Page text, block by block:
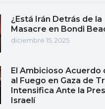
¿Está Irán Detrás de la
Masacre en Bondi
diciembre 15, 2025
El Ambicioso Acuerdo
al Fuego en Gaza de
Intensifica Ante la
Israelí